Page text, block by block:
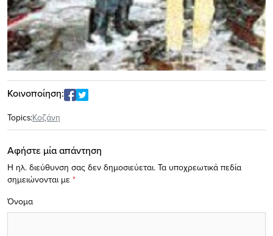
Κοινοποίηση:
Topics:Κοζάνη
Αφήστε μία απάντηση
Η ηλ. διεύθυνση σας δεν δημοσιεύεται. Τα υποχρεωτικά πεδία
σημειώνονται με *
Όνομα